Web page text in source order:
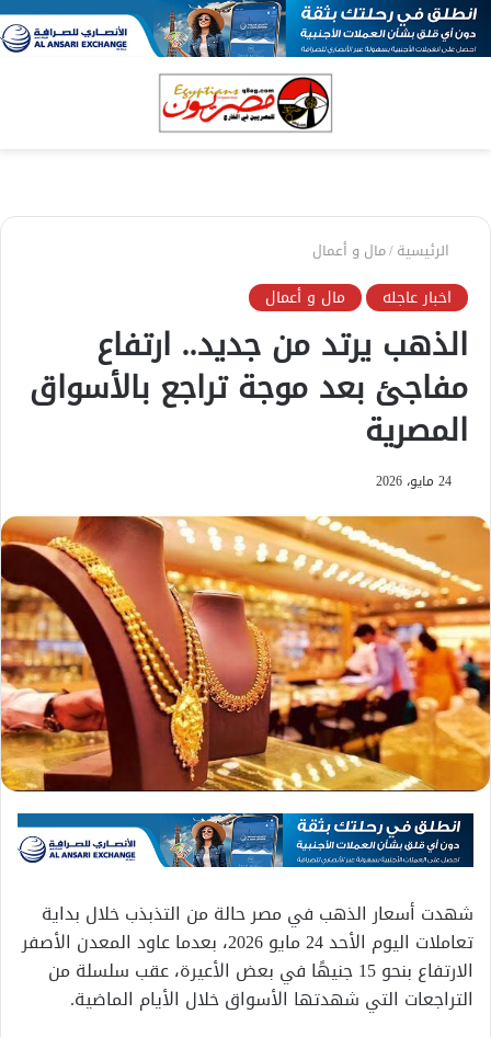
الرئيسية/مال و أعمال
اخبار عاجله مال و أعمال
الذهب يرتد من جديد.. ارتفاع
مفاجئ بعد موجة تراجع بالأسواق
المصرية
24 مايو، 2026
شهدت أسعار الذهب في مصر حالة من التذبذب خلال بداية
تعاملات اليوم الأحد 24 مايو 2026، بعدما عاود المعدن الأصفر
الارتفاع بنحو 15 جنيهًا في بعض الأعيرة، عقب سلسلة من
التراجعات التي شهدتها الأسواق خلال الأيام الماضية.